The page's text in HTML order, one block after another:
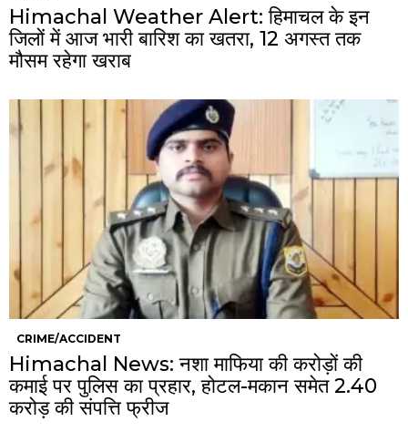
Himachal Weather Alert: हिमाचल के इन
जिलों में आज भारी बारिश का खतरा, 12 अगस्त तक
मौसम रहेगा खराब
CRIME/ACCIDENT
Himachal News: नशा माफिया की करोड़ों की
कमाई पर पुलिस का प्रहार, होटल-मकान समेत 2.40
करोड़ की संपत्ति फ्रीज